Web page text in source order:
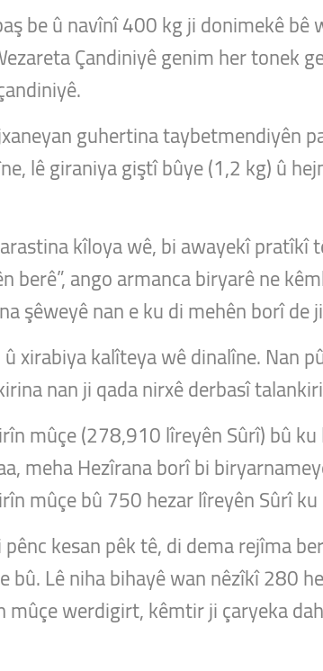
be û navînî 400 kg ji donimekê
Çandiniyê genim her tonek
guhertina taybetmendiyên
lê giraniya giştî bûye (1,2 kg) û
kîloya wê, bi awayekî
berê”, ango armanca biryarê ne
şêweyê nan e ku di mehên borî de
xirabiya kalîteya wê dinalîne. Nan
nan ji qada nirxê derbasî
mûçe (278,910 lîreyên Sûrî) bû
meha Hezîrana borî bi
mûçe bû 750 hezar lîreyên Sûrî
kesan pêk tê, di dema rejîma
Lê niha bihayê wan nêzîkî 280
werdigirt, kêmtir ji çaryeka